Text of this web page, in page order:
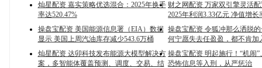
灿星配资 嘉实策略优选混合：2025年换手
率达520.47%
财之网配资 万家双引擎灵活
2025年利润3.33亿元 净值增长
操盘宝配资 美国能源信息署（EIA）数据
显示 美国上周汽油库存减少543.6万桶
操盘宝配资 令狐冲那么洒脱
何宁愿失去任盈盈，都不肯加
灿星配资 达卯科技发布能源大模型解决方
案，多智能体覆盖预测、调度、交易、结
操盘宝配资 明起施行！“机闹
恐怖信息等入刑，从严惩治